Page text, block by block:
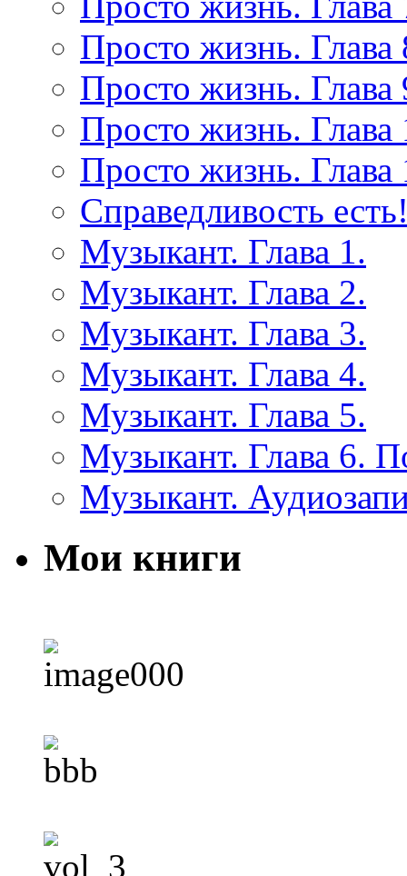
Просто жизнь. Глава
Просто жизнь. Глава
Просто жизнь. Глава
Просто жизнь. Глава
Справедливость
Музыкант. Глава 1.
Музыкант. Глава 2.
Музыкант. Глава 3.
Музыкант. Глава 4.
Музыкант. Глава 5.
Музыкант. Глава 6.
Музыкант.
Мои книги